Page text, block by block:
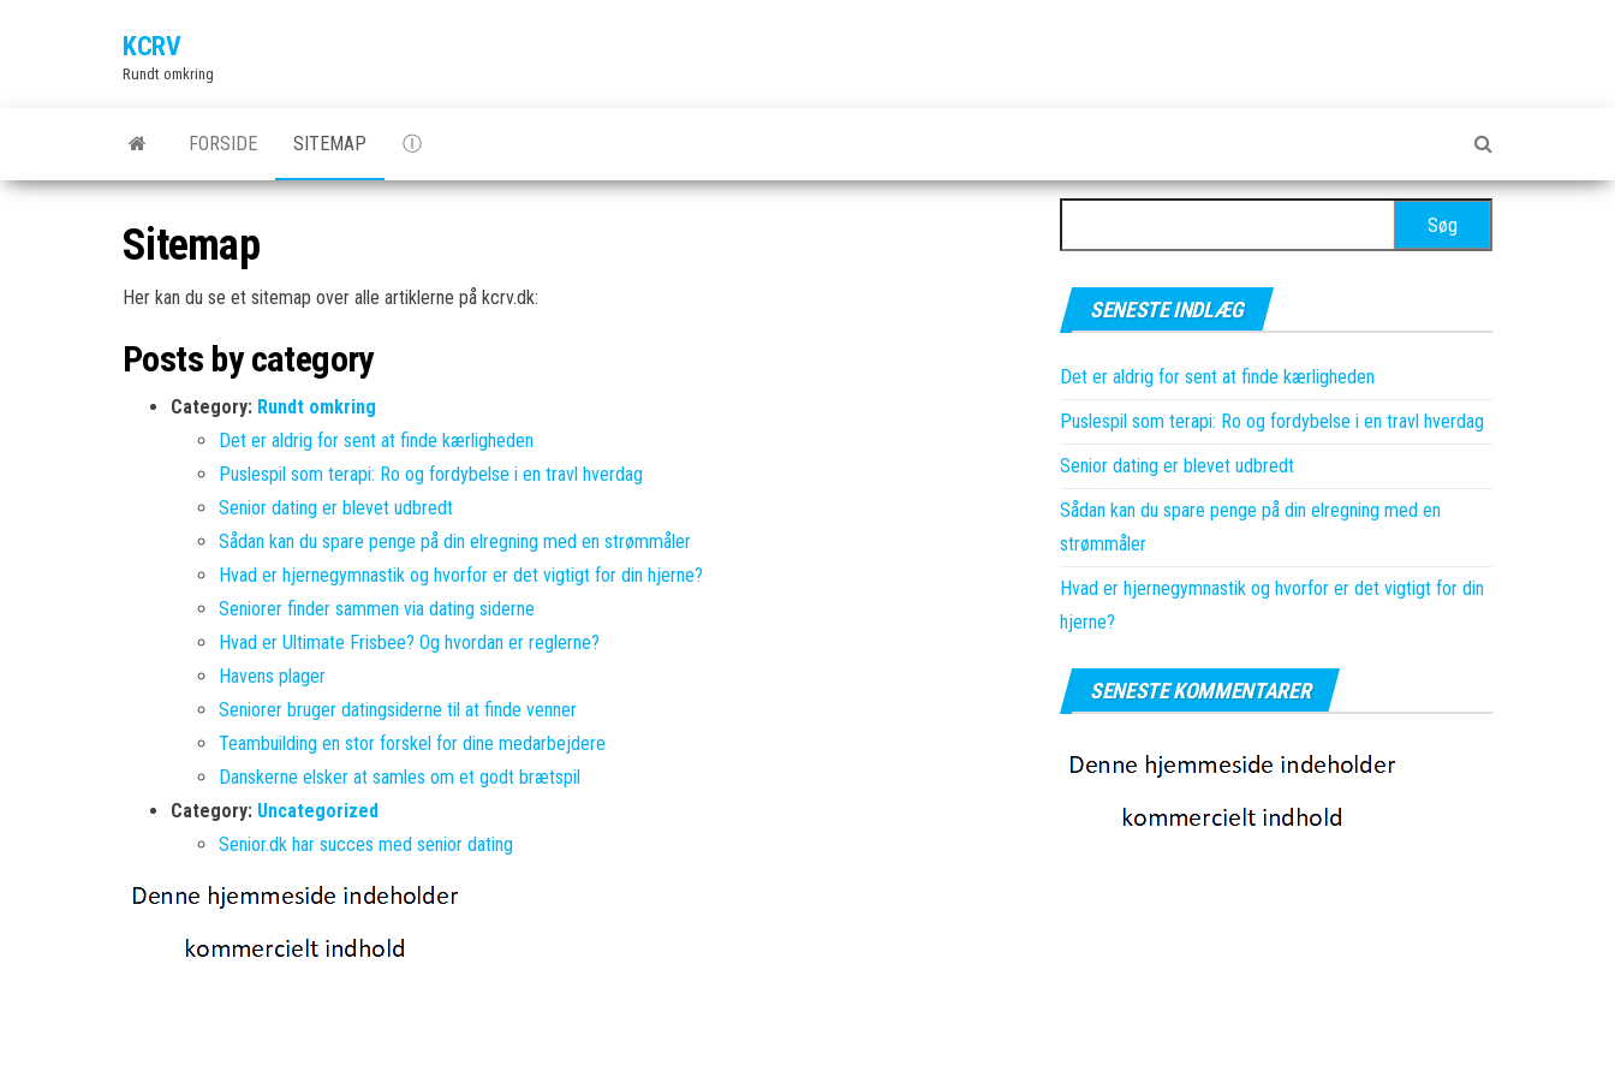
KCRV
Rundt omkring
FORSIDE SITEMAP Ⓘ
Sitemap
Her kan du se et sitemap over alle artiklerne på kcrv.dk:
Posts by category
Category: Rundt omkring
Det er aldrig for sent at finde kærligheden
Puslespil som terapi: Ro og fordybelse i en travl hverdag
Senior dating er blevet udbredt
Sådan kan du spare penge på din elregning med en strømmåler
Hvad er hjernegymnastik og hvorfor er det vigtigt for din hjerne?
Seniorer finder sammen via dating siderne
Hvad er Ultimate Frisbee? Og hvordan er reglerne?
Havens plager
Seniorer bruger datingsiderne til at finde venner
Teambuilding en stor forskel for dine medarbejdere
Danskerne elsker at samles om et godt brætspil
Category: Uncategorized
Senior.dk har succes med senior dating
efter:
SENESTE INDLÆG
Det er aldrig for sent at finde kærligheden
Puslespil som terapi: Ro og fordybelse i en travl hverdag
Senior dating er blevet udbredt
Sådan kan du spare penge på din elregning med en
strømmåler
Hvad er hjernegymnastik og hvorfor er det vigtigt for din
hjerne?
SENESTE KOMMENTARER